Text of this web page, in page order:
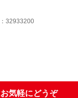
32933200
気軽にどうぞ